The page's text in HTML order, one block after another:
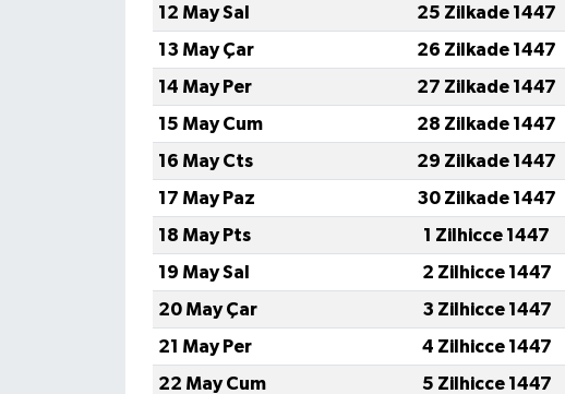
12 May Sal
25 Zilkade 1447
13 May Çar
26 Zilkade 1447
14 May Per
27 Zilkade 1447
15 May Cum
28 Zilkade 1447
16 May Cts
29 Zilkade 1447
17 May Paz
30 Zilkade 1447
18 May Pts
1 Zilhicce 1447
19 May Sal
2 Zilhicce 1447
20 May Çar
3 Zilhicce 1447
21 May Per
4 Zilhicce 1447
22 May Cum
5 Zilhicce 1447